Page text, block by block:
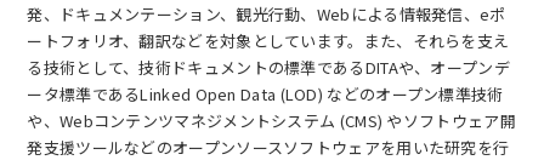
発、ドキュメンテーション、観光行動、Webによる情報発信、eポ
ートフォリオ、翻訳などを対象としています。また、それらを支え
る技術として、技術ドキュメントの標準であるDITAや、オープンデ
ータ標準であるLinked Open Data (LOD) などのオープン標準技術
や、Webコンテンツマネジメントシステム (CMS) やソフトウェア開
発支援ツールなどのオープンソースソフトウェアを用いた研究を行